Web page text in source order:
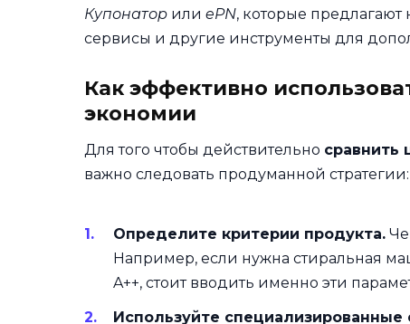
Купонатор или ePN, которые
сервисы и другие инструменты для
Как эффективно
экономии
Для того чтобы действительно сравнить
важно следовать продуманной стратегии:
Определите критерии продукта.
Например, если нужна стиральная
A++, стоит вводить именно эти
Используйте